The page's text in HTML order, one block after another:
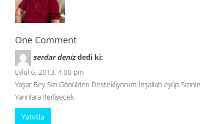
One Comment
serdar deniz dedi ki:
Eylül 6, 2013, 4:00 pm
Yaşar Bey Sizi Gönülden Destekliyorum İnşallah eyüp Sizinle
Yarınlara İlerliyecek
Yanıtla